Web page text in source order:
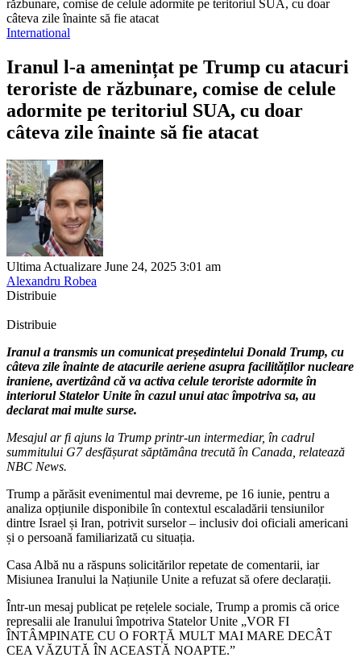
răzbunare, comise de celule adormite pe teritoriul SUA, cu doar
câteva zile înainte să fie atacat
International
Iranul l-a amenințat pe Trump cu atacuri
teroriste de răzbunare, comise de celule
adormite pe teritoriul SUA, cu doar
câteva zile înainte să fie atacat
Ultima Actualizare June 24, 2025 3:01 am
Alexandru Robea
Distribuie
Distribuie
Iranul a transmis un comunicat președintelui Donald Trump, cu
câteva zile înainte de atacurile aeriene asupra facilităților nucleare
iraniene, avertizând că va activa celule teroriste adormite în
interiorul Statelor Unite în cazul unui atac împotriva sa, au
declarat mai multe surse.
Mesajul ar fi ajuns la Trump printr-un intermediar, în cadrul
summitului G7 desfășurat săptămâna trecută în Canada, relatează
NBC News.
Trump a părăsit evenimentul mai devreme, pe 16 iunie, pentru a
analiza opțiunile disponibile în contextul escaladării tensiunilor
dintre Israel și Iran, potrivit surselor – inclusiv doi oficiali americani
și o persoană familiarizată cu situația.
Casa Albă nu a răspuns solicitărilor repetate de comentarii, iar
Misiunea Iranului la Națiunile Unite a refuzat să ofere declarații.
Într-un mesaj publicat pe rețelele sociale, Trump a promis că orice
represalii ale Iranului împotriva Statelor Unite „VOR FI
ÎNTÂMPINATE CU O FORȚĂ MULT MAI MARE DECÂT
CEA VĂZUTĂ ÎN ACEASTĂ NOAPTE.”